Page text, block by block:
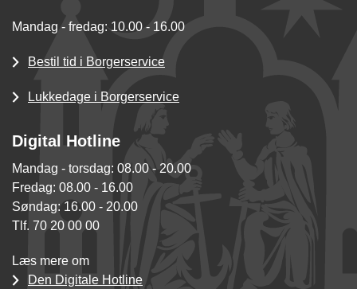
Mandag - fredag: 10.00 - 16.00
Bestil tid i Borgerservice
Lukkedage i Borgerservice
Digital Hotline
Mandag - torsdag: 08.00 - 20.00
Fredag: 08.00 - 16.00
Søndag: 16.00 - 20.00
Tlf. 70 20 00 00
Læs mere om
Den Digitale Hotline